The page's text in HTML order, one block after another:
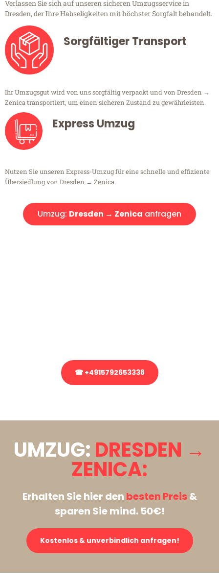
Verlassen Sie sich auf unseren sicheren Umzugsservice in
Dresden, der Ihre Habseligkeiten mit höchster Sorgfalt behandelt.
Sorgfältiger Transport
Ihr Umzugsgut wird von uns sorgfältig verpackt und von Dresden →
Zenica transportiert, um einen sicheren Zustand zu gewährleisten.
Express Umzug
Nutzen Sie unseren Express-Umzug für eine schnelle und effiziente
Übersiedlung von Dresden → Zenica.
Umzug: Dresden → Zenica anfragen
☎ +4915792653338
UMZUG: DRESDEN →
ZENICA:
Erhalten Sie hier den besten Preis&
sparen Sie mind. 50€!
Kostenlos & unverbindlich anfragen!